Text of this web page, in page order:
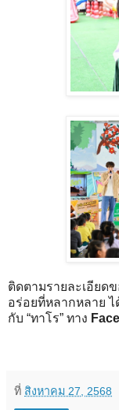
ติดตามรายละเอียด
อร่อยที่หลากหลาย
กับ “ทาโร” ทาง
ที่ สิงหาคม 27, 2568